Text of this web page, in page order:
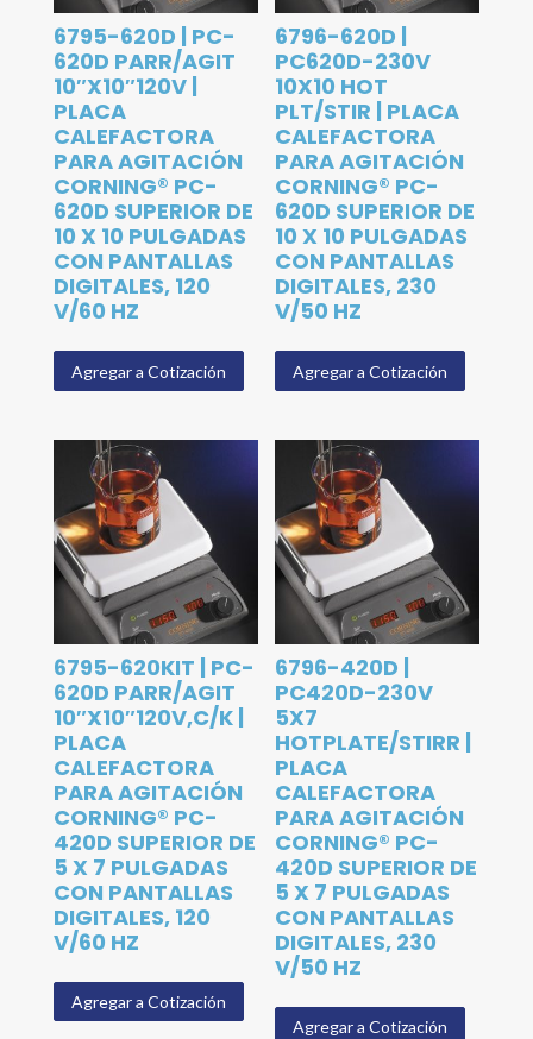
6795-620D | PC-
620D PARR/AGIT
10″X10″120V |
PLACA
CALEFACTORA
PARA AGITACIÓN
CORNING® PC-
620D SUPERIOR DE
10 X 10 PULGADAS
CON PANTALLAS
DIGITALES, 120
V/60 HZ
Agregar a Cotización
6796-620D |
PC620D-230V
10X10 HOT
PLT/STIR | PLACA
CALEFACTORA
PARA AGITACIÓN
CORNING® PC-
620D SUPERIOR DE
10 X 10 PULGADAS
CON PANTALLAS
DIGITALES, 230
V/50 HZ
Agregar a Cotización
6795-620KIT | PC-
620D PARR/AGIT
10″X10″120V,C/K |
PLACA
CALEFACTORA
PARA AGITACIÓN
CORNING® PC-
420D SUPERIOR DE
5 X 7 PULGADAS
CON PANTALLAS
DIGITALES, 120
V/60 HZ
Agregar a Cotización
6796-420D |
PC420D-230V
5X7
HOTPLATE/STIRR |
PLACA
CALEFACTORA
PARA AGITACIÓN
CORNING® PC-
420D SUPERIOR DE
5 X 7 PULGADAS
CON PANTALLAS
DIGITALES, 230
V/50 HZ
Agregar a Cotización